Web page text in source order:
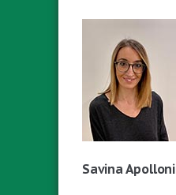
Savina Apolloni